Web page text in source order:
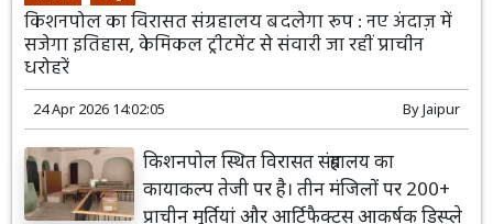
किशनपोल का विरासत संग्रहालय बदलेगा रूप : नए अंदाज़ में
सजेगा इतिहास, केमिकल ट्रीटमेंट से संवारी जा रहीं प्राचीन
धरोहरें
24 Apr 2026 14:02:05 ByJaipur
किशनपोल स्थित विरासत संग्रहालय का
कायाकल्प तेजी पर है। तीन मंजिलों पर 200+
प्राचीन मूर्तियां और आर्टिफैक्ट्स आकर्षक डिस्प्ले